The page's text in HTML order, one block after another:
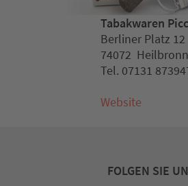
Tabakwaren
Berliner Platz 12
74072 Heilbronn
Tel. 07131
Website
FOLGEN SIE